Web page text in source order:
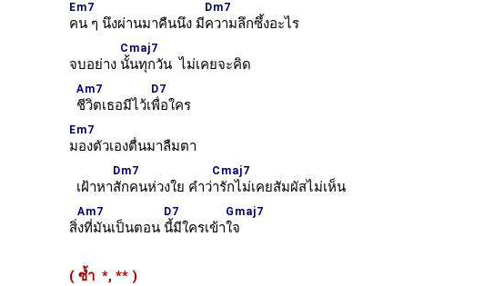
Em7
คน ๆ นึงผ่านมาคืนนึง มี
Dm7
ความลึกซึ้งอะไร
จบอย่าง
Cmaj7
นั้นทุกวัน ไม่เคยจะคิด
Am7
ชีวิตเธอมีไว้เ
D7
พื่อใคร
Em7
มองตัวเองตื่นมาลืมตา
เฝ้าหา
Dm7
สักคนห่วงใย คำว่
Cmaj7
ารักไม่เคยสัมผัสไม่เห็น
สิ่
Am7
งที่มันเป็นตอน
D7
นี้มีใครเข้า
Gmaj7
ใจ
( ซ้ำ *, **)